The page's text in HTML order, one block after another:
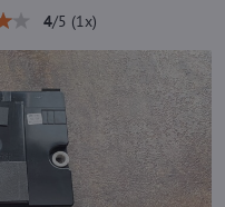
4/5 (1 x)